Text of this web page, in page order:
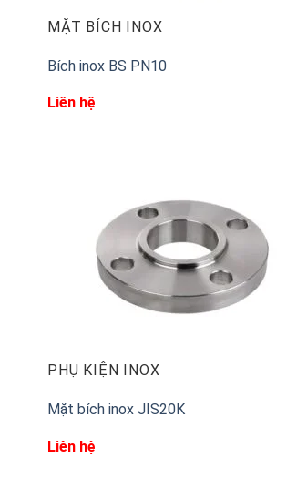
MẶT BÍCH INOX
Bích inox BS PN10
Liên hệ
PHỤ KIỆN INOX
Mặt bích inox JIS20K
Liên hệ